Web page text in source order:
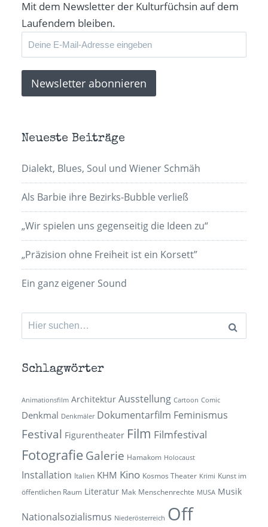
Mit dem Newsletter der Kulturfüchsin auf dem
Laufendem bleiben.
Neueste Beiträge
Dialekt, Blues, Soul und Wiener Schmäh
Als Barbie ihre Bezirks-Bubble verließ
„Wir spielen uns gegenseitig die Ideen zu“
„Präzision ohne Freiheit ist ein Korsett”
Ein ganz eigener Sound
Suchen
nach:
Schlagwörter
Animationsfilm Architektur Ausstellung Cartoon Comic
Denkmal Denkmäler Dokumentarfilm Feminismus
Festival Figurentheater Film Filmfestival
Fotografie Galerie Hamakom Holocaust
Installation Italien KHM Kino Kosmos Theater Krimi Kunst im
öffentlichen Raum Literatur Mak Menschenrechte MUSA Musik
Nationalsozialismus Niederösterreich Off